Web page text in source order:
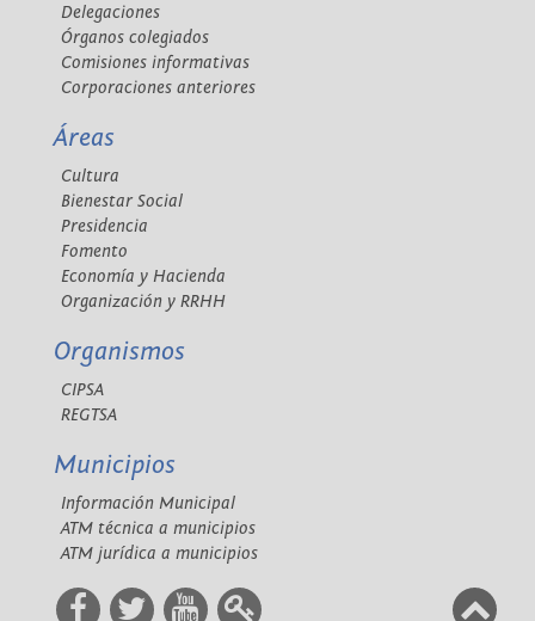
Delegaciones
Órganos colegiados
Comisiones informativas
Corporaciones anteriores
Áreas
Cultura
Bienestar Social
Presidencia
Fomento
Economía y Hacienda
Organización y RRHH
Organismos
CIPSA
REGTSA
Municipios
Información Municipal
ATM técnica a municipios
ATM jurídica a municipios